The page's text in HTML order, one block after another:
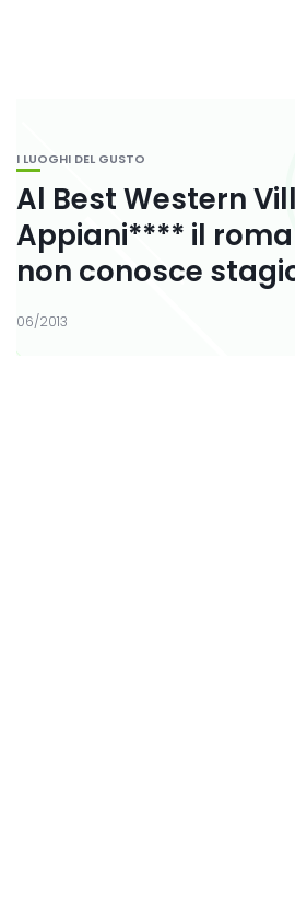
I LUOGHI DEL GUSTO
Al Best Western
Appiani**** il
non conosce
06/2013